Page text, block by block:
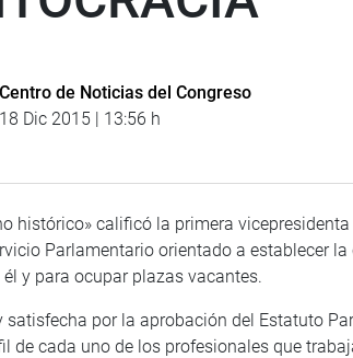
Centro de Noticias del Congreso
18 Dic 2015 | 13:56 h
histórico» calificó la primera
Parlamentario orientado a establecer
y para ocupar plazas vacantes.
satisfecha por la aprobación del Estatuto
de cada uno de los profesionales que